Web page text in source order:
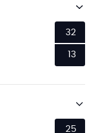
32
13
25